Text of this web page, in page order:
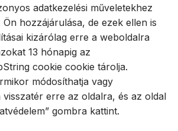
adatkezelési műveletekhez
Ön hozzájárulása, de ezek ellen is
kizárólag erre a weboldalra
13 hónapig az
cookie cookie tárolja.
módosíthatja vagy
visszatér erre az oldalra, és az oldal
gombra kattint.